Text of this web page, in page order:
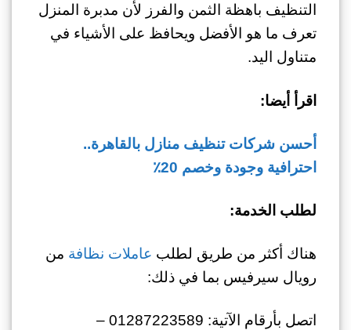
التنظيف باهظة الثمن والفرز لأن مدبرة المنزل
تعرف ما هو الأفضل ويحافظ على الأشياء في
متناول اليد.
اقرأ أيضا:
أحسن شركات تنظيف منازل بالقاهرة..
احترافية وجودة وخصم 20٪
لطلب الخدمة:
هناك أكثر من طريق لطلب عاملات نظافة من
رويال سيرفيس بما في ذلك:
اتصل بأرقام الآتية: 01287223589 –